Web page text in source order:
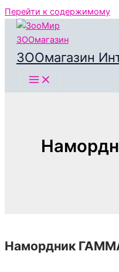
Перейти к содержимому
ЗООмагазин
Намордник